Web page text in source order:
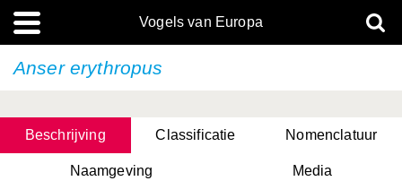
Vogels van Europa
Anser erythropus
Beschrijving Classificatie Nomenclatuur
Naamgeving Media